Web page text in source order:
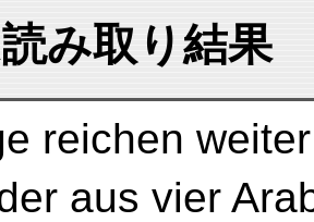
み取り結果
reichen
aus vier